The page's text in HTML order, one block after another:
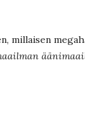
millaisen